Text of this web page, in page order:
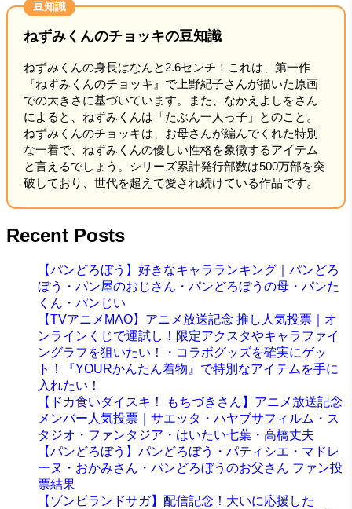
豆知識
ねずみくんのチョッキの豆知識
ねずみくんの身長はなんと2.6センチ！これは、第一作
『ねずみくんのチョッキ』で上野紀子さんが描いた原画
での大きさに基づいています。また、なかえよしをさん
によると、ねずみくんは「たぶん一人っ子」とのこと。
ねずみくんのチョッキは、お母さんが編んでくれた特別
な一着で、ねずみくんの優しい性格を象徴するアイテム
と言えるでしょう。シリーズ累計発行部数は500万部を突
破しており、世代を超えて愛され続けている作品です。
Recent Posts
【パンどろぼう】好きなキャラランキング｜パンどろ
ぼう・パン屋のおじさん・パンどろぼうの母・パンた
くん・パンじい
【TVアニメMAO】アニメ放送記念 推し人気投票｜オ
ンラインくじで運試し！限定アクスタやキャラファイ
ングラフを狙いたい！・コラボグッズを確実にゲッ
ト！『YOURかんたん着物』で特別なアイテムを手に
入れたい！
【ドカ食いダイスキ！ もちづきさん】アニメ放送記念
メンバー人気投票｜サエッタ・ハヤブサフィルム・ス
タジオ・ファンタジア・はいたい七葉・高橋丈夫
【パンどろぼう】パンどろぼう・パティシエ・マドレ
ーヌ・おかみさん・パンどろぼうのお父さん ファン投
票結果
【ゾンビランドサガ】配信記念！大いに応援した